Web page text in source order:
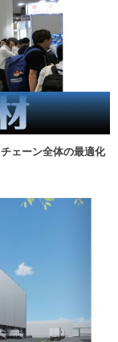
ェーン全体の最適化